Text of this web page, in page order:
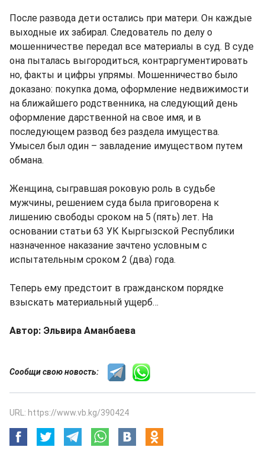
После развода дети остались при матери. Он каждые
выходные их забирал. Следователь по делу о
мошенничестве передал все материалы в суд. В суде
она пыталась выгородиться, контраргументировать
но, факты и цифры упрямы. Мошенничество было
доказано: покупка дома, оформление недвижимости
на ближайшего родственника, на следующий день
оформление дарственной на свое имя, и в
последующем развод без раздела имущества.
Умысел был один – завладение имуществом путем
обмана.
Женщина, сыгравшая роковую роль в судьбе
мужчины, решением суда была приговорена к
лишению свободы сроком на 5 (пять) лет. На
основании статьи 63 УК Кыргызской Республики
назначенное наказание зачтено условным с
испытательным сроком 2 (два) года.
Теперь ему предстоит в гражданском порядке
взыскать материальный ущерб…
Автор: Эльвира Аманбаева
Сообщи свою новость:
URL: https://www.vb.kg/390424